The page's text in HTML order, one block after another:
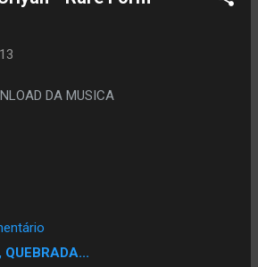
DA MUSICA
QUEBRADA...